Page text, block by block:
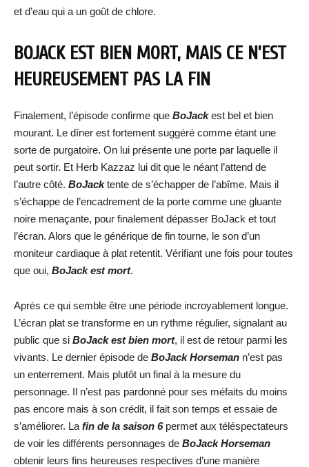
et d’eau qui a un goût de chlore.
BOJACK EST BIEN MORT, MAIS CE N’EST
HEUREUSEMENT PAS LA FIN
Finalement, l’épisode confirme que BoJackest bel et bien
mourant. Le dîner est fortement suggéré comme étant une
sorte de purgatoire. On lui présente une porte par laquelle il
peut sortir. Et Herb Kazzaz lui dit que le néant l’attend de
l’autre côté. BoJacktente de s’échapper de l’abîme. Mais il
s’échappe de l’encadrement de la porte comme une gluante
noire menaçante, pour finalement dépasser BoJack et tout
l’écran. Alors que le générique de fin tourne, le son d’un
moniteur cardiaque à plat retentit. Vérifiant une fois pour toutes
que oui, BoJack est mort.
Après ce qui semble être une période incroyablement longue.
L’écran plat se transforme en un rythme régulier, signalant au
public que si BoJack est bien mort, il est de retour parmi les
vivants. Le dernier épisode de BoJack Horseman n’est pas
un enterrement. Mais plutôt un final à la mesure du
personnage. Il n’est pas pardonné pour ses méfaits du moins
pas encore mais à son crédit, il fait son temps et essaie de
s’améliorer. La fin de la saison 6permet aux téléspectateurs
de voir les différents personnages de BoJack Horseman
obtenir leurs fins heureuses respectives d’une manière